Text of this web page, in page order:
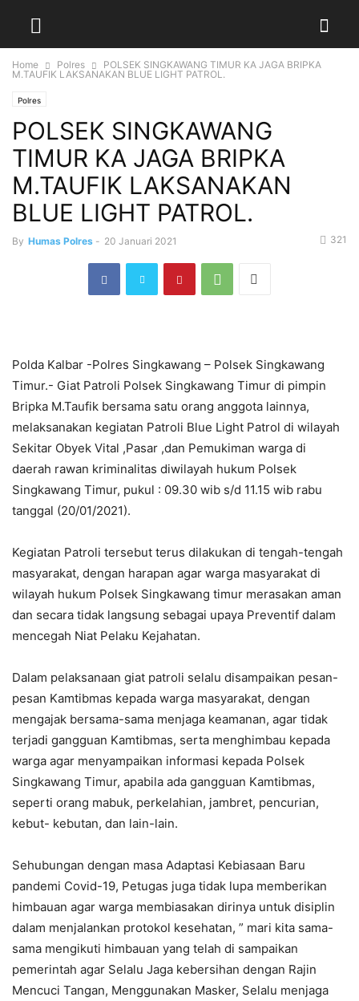
Home Polres
POLSEK SINGKAWANG TIMUR KA JAGA BRIPKA
M.TAUFIK LAKSANAKAN BLUE LIGHT PATROL.
Polres
POLSEK SINGKAWANG
TIMUR KA JAGA BRIPKA
M.TAUFIK LAKSANAKAN
BLUE LIGHT PATROL.
By Humas Polres - 20 Januari 2021 321
Polda Kalbar -Polres Singkawang – Polsek Singkawang
Timur.- Giat Patroli Polsek Singkawang Timur di pimpin
Bripka M.Taufik bersama satu orang anggota lainnya,
melaksanakan kegiatan Patroli Blue Light Patrol di wilayah
Sekitar Obyek Vital ,Pasar ,dan Pemukiman warga di
daerah rawan kriminalitas diwilayah hukum Polsek
Singkawang Timur, pukul : 09.30 wib s/d 11.15 wib rabu
tanggal (20/01/2021).
Kegiatan Patroli tersebut terus dilakukan di tengah-tengah
masyarakat, dengan harapan agar warga masyarakat di
wilayah hukum Polsek Singkawang timur merasakan aman
dan secara tidak langsung sebagai upaya Preventif dalam
mencegah Niat Pelaku Kejahatan.
Dalam pelaksanaan giat patroli selalu disampaikan pesan-
pesan Kamtibmas kepada warga masyarakat, dengan
mengajak bersama-sama menjaga keamanan, agar tidak
terjadi gangguan Kamtibmas, serta menghimbau kepada
warga agar menyampaikan informasi kepada Polsek
Singkawang Timur, apabila ada gangguan Kamtibmas,
seperti orang mabuk, perkelahian, jambret, pencurian,
kebut- kebutan, dan lain-lain.
Sehubungan dengan masa Adaptasi Kebiasaan Baru
pandemi Covid-19, Petugas juga tidak lupa memberikan
himbauan agar warga membiasakan dirinya untuk disiplin
dalam menjalankan protokol kesehatan, ” mari kita sama-
sama mengikuti himbauan yang telah di sampaikan
pemerintah agar Selalu Jaga kebersihan dengan Rajin
Mencuci Tangan, Menggunakan Masker, Selalu menjaga